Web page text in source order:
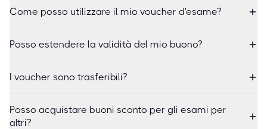
Come posso utilizzare il mio voucher d'esame?
Posso estendere la validità del mio buono?
I voucher sono trasferibili?
Posso acquistare buoni sconto per gli esami per
altri?